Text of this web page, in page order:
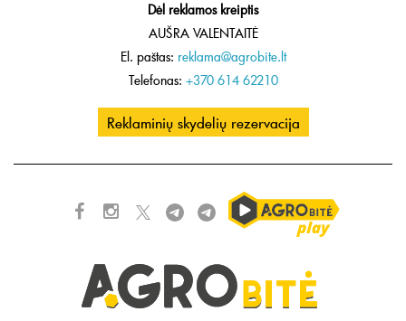
Dėl reklamos kreiptis
AUŠRA VALENTAITĖ
El. paštas: reklama@agrobite.lt
Telefonas: +370 614 62210
Reklaminių skydelių rezervacija